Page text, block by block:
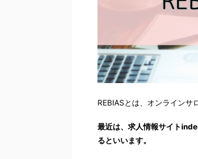
REBIASとは、オンラインサ
最近は、求人情報サイト
るといいます。